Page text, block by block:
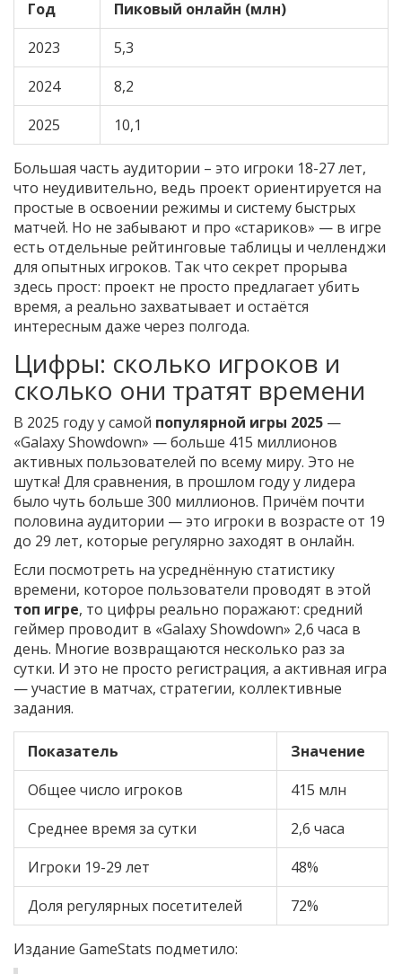
Год
Пиковый онлайн (млн)
2023
5,3
2024
8,2
2025
10,1
Большая часть аудитории – это игроки 18-27 лет,
что неудивительно, ведь проект ориентируется на
простые в освоении режимы и систему быстрых
матчей. Но не забывают и про «стариков» — в игре
есть отдельные рейтинговые таблицы и челленджи
для опытных игроков. Так что секрет прорыва
здесь прост: проект не просто предлагает убить
время, а реально захватывает и остаётся
интересным даже через полгода.
Цифры: сколько игроков и
сколько они тратят времени
В 2025 году у самой популярной игры 2025 —
«Galaxy Showdown» — больше 415 миллионов
активных пользователей по всему миру. Это не
шутка! Для сравнения, в прошлом году у лидера
было чуть больше 300 миллионов. Причём почти
половина аудитории — это игроки в возрасте от 19
до 29 лет, которые регулярно заходят в онлайн.
Если посмотреть на усреднённую статистику
времени, которое пользователи проводят в этой
топ игре, то цифры реально поражают: средний
геймер проводит в «Galaxy Showdown» 2,6 часа в
день. Многие возвращаются несколько раз за
сутки. И это не просто регистрация, а активная игра
— участие в матчах, стратегии, коллективные
задания.
Показатель
Значение
Общее число игроков
415 млн
Среднее время за сутки
2,6 часа
Игроки 19-29 лет
48%
Доля регулярных посетителей
72%
Издание GameStats подметило: